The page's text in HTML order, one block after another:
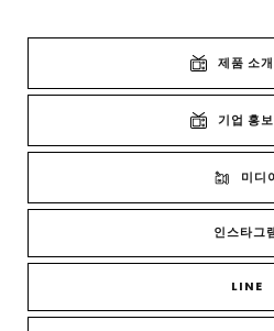
제품 소
기업 홍
미디
인스타그
LINE